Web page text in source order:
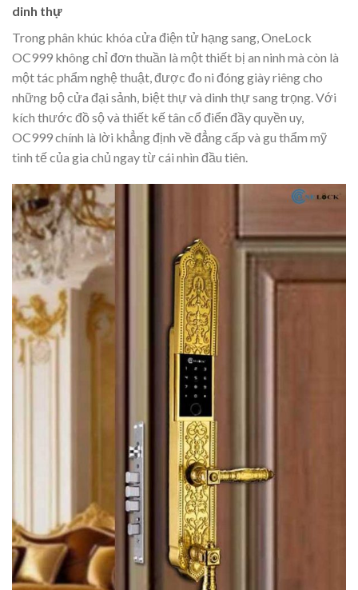
dinh thự
Trong phân khúc khóa cửa điện tử hạng sang, OneLock
OC999 không chỉ đơn thuần là một thiết bị an ninh mà còn là
một tác phẩm nghệ thuật, được đo ni đóng giày riêng cho
những bộ cửa đại sảnh, biệt thự và dinh thự sang trọng. Với
kích thước đồ sộ và thiết kế tân cổ điển đầy quyền uy,
OC999 chính là lời khẳng định về đẳng cấp và gu thẩm mỹ
tinh tế của gia chủ ngay từ cái nhìn đầu tiên.